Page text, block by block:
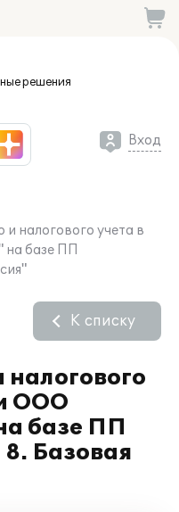
решения
Вход
и налогового учета в
базе ПП
налогового
ООО
базе ПП
Базовая
К списку